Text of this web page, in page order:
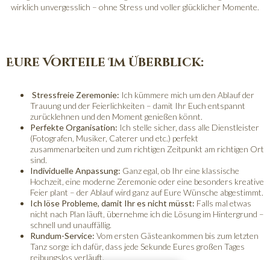
wirklich unvergesslich – ohne Stress und voller glücklicher Momente.
Eure Vorteile Im Überblick:
Stressfreie Zeremonie: Ich kümmere mich um den Ablauf der
Trauung und der Feierlichkeiten – damit Ihr Euch entspannt
zurücklehnen und den Moment genießen könnt.
Perfekte Organisation: Ich stelle sicher, dass alle Dienstleister
(Fotografen, Musiker, Caterer und etc.) perfekt
zusammenarbeiten und zum richtigen Zeitpunkt am richtigen Ort
sind.
Individuelle Anpassung: Ganz egal, ob Ihr eine klassische
Hochzeit, eine moderne Zeremonie oder eine besonders kreative
Feier plant – der Ablauf wird ganz auf Eure Wünsche abgestimmt.
Ich löse Probleme, damit Ihr es nicht müsst: Falls mal etwas
nicht nach Plan läuft, übernehme ich die Lösung im Hintergrund –
schnell und unauffällig.
Rundum-Service: Vom ersten Gästeankommen bis zum letzten
Tanz sorge ich dafür, dass jede Sekunde Eures großen Tages
reibungslos verläuft.